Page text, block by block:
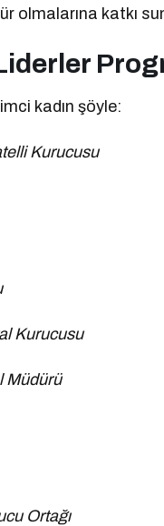
olmalarına katkı
kadın şöyle:
Kurucusu
Kurucusu
Müdürü
Ortağı